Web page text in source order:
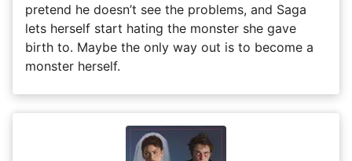
pretend he doesn’t see the problems, and Saga
lets herself start hating the monster she gave
birth to. Maybe the only way out is to become a
monster herself.